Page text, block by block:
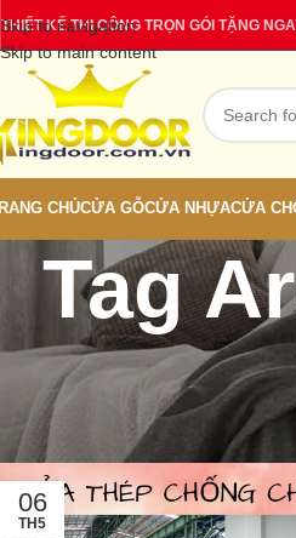
Skip to navigation
Skip to main content
THIẾT KẾ THI CÔNG TRỌN GÓI TẶNG
CHỦCỬA GỖCỬA NHỰACỬA
Tag
06
TH5